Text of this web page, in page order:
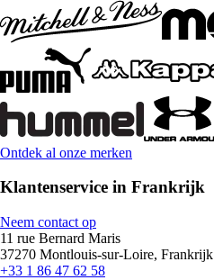
Ontdek al onze merken
Klantenservice in Frankrijk
Neem contact op
11 rue Bernard Maris
37270 Montlouis-sur-Loire, Frankrijk
+33 1 86 47 62 58